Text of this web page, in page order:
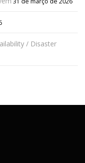
/ Disaster